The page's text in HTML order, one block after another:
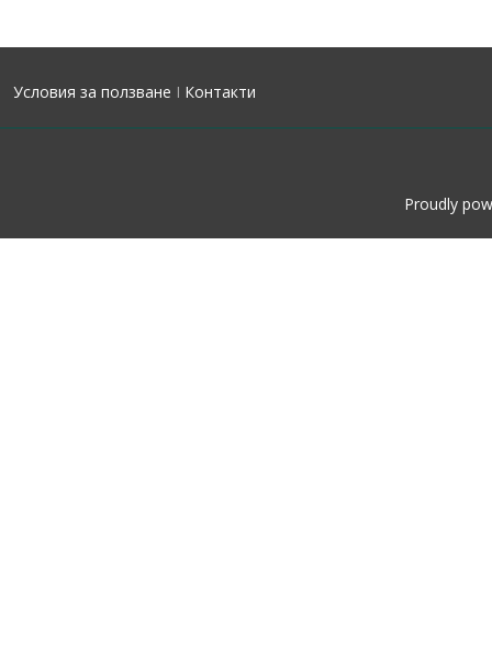
Условия за ползване I Контакти
Proudly